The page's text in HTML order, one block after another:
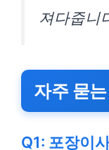
져다줍니
자주 묻
Q1: 포장이